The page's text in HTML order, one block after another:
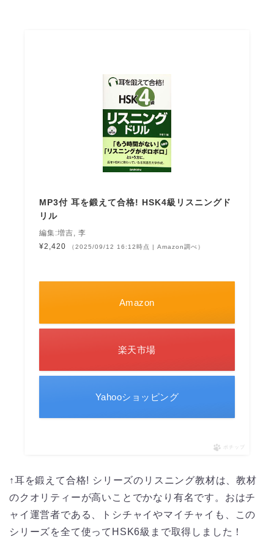
MP3付 耳を鍛えて合格! HSK4級リスニングド
リル
編集:増吉, 李
¥2,420
（2025/09/12 16:12時点 | Amazon調べ）
Amazon
楽天市場
Yahooショッピング
ポチップ
↑耳を鍛えて合格! シリーズのリスニング教材は、教材
のクオリティーが高いことでかなり有名です。おはチ
ャイ運営者である、トシチャイやマイチャイも、この
シリーズを全て使ってHSK6級まで取得しました！